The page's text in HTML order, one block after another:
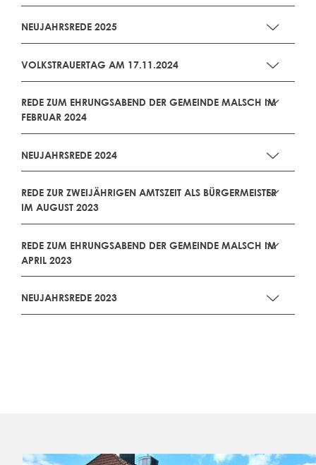
NEUJAHRSREDE 2025
VOLKSTRAUERTAG AM 17.11.2024
REDE ZUM EHRUNGSABEND DER GEMEINDE MALSCH IM
FEBRUAR 2024
NEUJAHRSREDE 2024
REDE ZUR ZWEIJÄHRIGEN AMTSZEIT ALS BÜRGERMEISTER
IM AUGUST 2023
REDE ZUM EHRUNGSABEND DER GEMEINDE MALSCH IM
APRIL 2023
NEUJAHRSREDE 2023